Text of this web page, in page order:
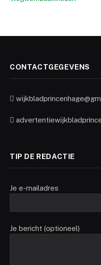
CONTACTGEGEVENS
TIP DE REDACTIE
Je e-mailadres
Je bericht (optioneel)